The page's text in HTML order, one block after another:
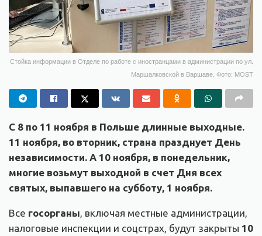
Стойка информации в Отделе по работе с иностранцами в администрации по ул.
Маршалковской в Варшаве. Фото: MOST
С 8 по 11 ноября в Польше длинные выходные.
11 ноября, во вторник, страна празднует День
независимости. А 10 ноября, в понедельник,
многие возьмут выходной в счет Дня всех
святых, выпавшего на субботу, 1 ноября.
Все госорганы, включая местные администрации,
налоговые инспекции и соцстрах, будут закрыты 10